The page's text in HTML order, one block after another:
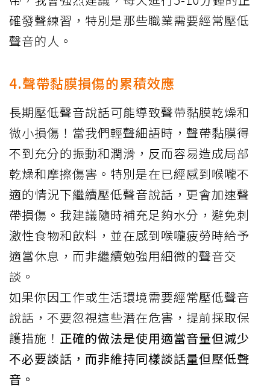
確發聲練習，特別是那些職業需要經常壓低
聲音的人。
4.聲帶黏膜損傷的累積效應
長期壓低聲音說話可能導致聲帶黏膜乾燥和
微小損傷！當我們輕聲細語時，聲帶黏膜得
不到充分的振動和潤滑，反而容易造成局部
乾燥和摩擦傷害。特別是在已經感到喉嚨不
適的情況下繼續壓低聲音說話，更會加速聲
帶損傷。我建議隨時補充足夠水分，避免刺
激性食物和飲料，並在感到喉嚨疲勞時給予
適當休息，而非繼續勉強用細微的聲音交
談。
如果你因工作或生活環境需要經常壓低聲音
說話，不要忽視這些潛在危害，提前採取保
護措施！ 正確的做法是使用適當音量但減少
不必要談話，而非維持同樣談話量但壓低聲
音。